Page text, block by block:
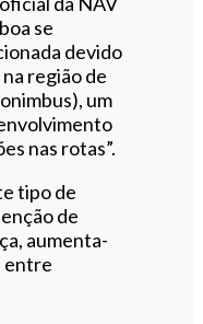
se
devido
região de
um
nas rotas”.
tipo de
de
aumenta-
entre